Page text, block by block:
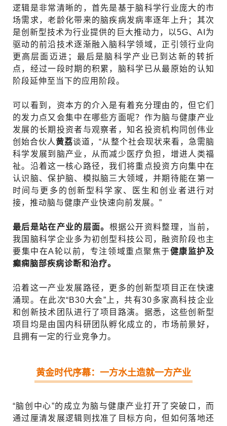
逻辑是非常清晰的，首先是基于脑科学行业庞大的市
场需求，老龄化带来的脑疾病发病率逐年上升；其次
是创新型技术为行业提供的巨大推动力，以5G、AI为
驱动的前沿技术逐渐融入脑科学领域，正引领行业向
更高层面迈进；最后是脑科学产业已到达新的转折
点，经过一段时期的积累，脑科学已从最原始的认知
阶段延伸至当下的应用阶段。
可以看到，资本方的介入是有着充分理由的，但它们
的发力点又会集中在哪些方面呢？作为脑与健康产业
发展的长期投资者与观察者，知名投资机构同创伟业
创始合伙人黄荔谈道，“从整个社会现状来看，急需脑
科学发展到脑产业，从而减少医疗负担，增进人类福
祉。沿着这一核心路径，我们将重点投资方向集中在
认识脑、保护脑、模拟脑三大领域，并期待能在第一
时间与更多的创新型科学家、医生和创业者进行对
接，推动脑与健康产业快速向前发展。”
最后是站在产业的层面。 根据公开资料整理，当前，
我国脑科学企业多为初创型科技公司，融资阶段也主
要集中在A轮以前，专注领域重点聚焦于健康监护及
癫痫脑部疾病诊断和治疗。
沿着这一产业发展路径，更多的创新型项目正在快速
涌现。在此次“B30大会”上，共有30多家高科技企业
和创新技术团队进行了项目路演。据悉，这些创新型
项目均是由国内科研团队孵化成立的，市场前景好，
且拥有一定的行业竞争力。
黄金时代序幕：一方水土造就一方产业
“脑创中心”的成立为脑与健康产业打开了突破口，而
通过厘清发展逻辑则找准了目标方向，但如何落地还